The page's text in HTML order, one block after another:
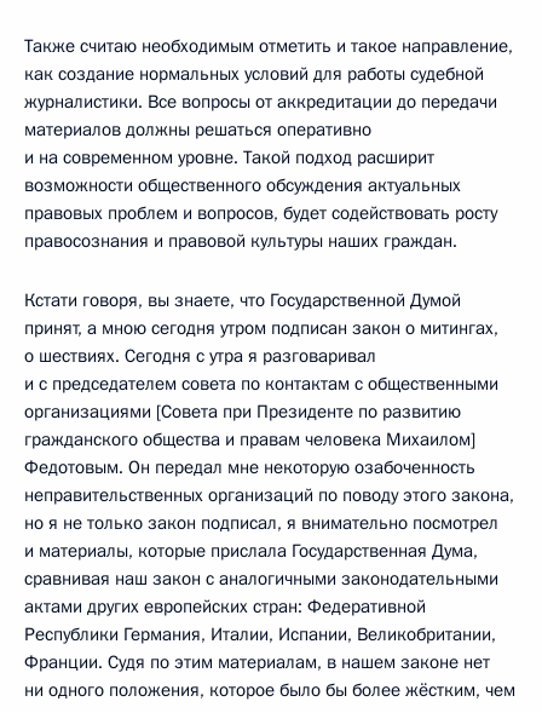
Также считаю необходимым отметить и такое направление,
как создание нормальных условий для работы судебной
журналистики. Все вопросы от аккредитации до передачи
материалов должны решаться оперативно
и на современном уровне. Такой подход расширит
возможности общественного обсуждения актуальных
правовых проблем и вопросов, будет содействовать росту
правосознания и правовой культуры наших граждан.
Кстати говоря, вы знаете, что Государственной Думой
принят, а мною сегодня утром подписан закон о митингах,
о шествиях. Сегодня с утра я разговаривал
и с председателем совета по контактам с общественными
организациями [Совета при Президенте по развитию
гражданского общества и правам человека Михаилом]
Федотовым. Он передал мне некоторую озабоченность
неправительственных организаций по поводу этого закона,
но я не только закон подписал, я внимательно посмотрел
и материалы, которые прислала Государственная Дума,
сравнивая наш закон с аналогичными законодательными
актами других европейских стран: Федеративной
Республики Германия, Италии, Испании, Великобритании,
Франции. Судя по этим материалам, в нашем законе нет
ни одного положения, которое было бы более жёстким, чем